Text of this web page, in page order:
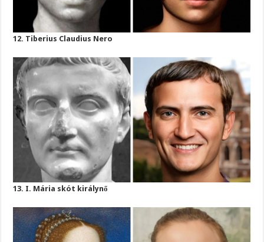
12. Tiberius Claudius Nero
13. I. Mária skót királynő